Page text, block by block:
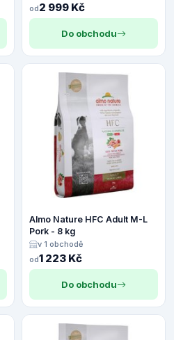
od2 999 Kč
Do obchodu
Almo Nature HFC Adult M-L
Pork - 8 kg
v 1 obchodě
od1 223 Kč
Do obchodu